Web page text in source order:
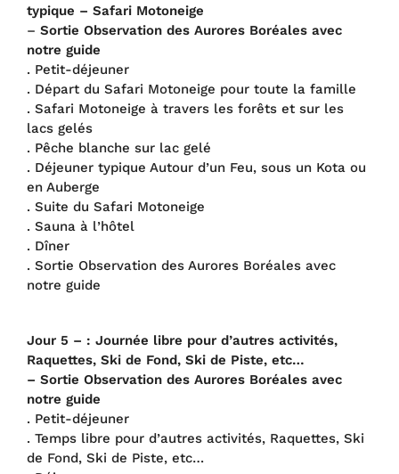
typique – Safari Motoneige
– Sortie Observation des Aurores Boréales avec
notre guide
. Petit-déjeuner
. Départ du Safari Motoneige pour toute la famille
. Safari Motoneige à travers les forêts et sur les
lacs gelés
. Pêche blanche sur lac gelé
. Déjeuner typique Autour d’un Feu, sous un Kota ou
en Auberge
. Suite du Safari Motoneige
. Sauna à l’hôtel
. Dîner
. Sortie Observation des Aurores Boréales avec
notre guide
Jour 5 – : Journée libre pour d’autres activités,
Raquettes, Ski de Fond, Ski de Piste, etc…
– Sortie Observation des Aurores Boréales avec
notre guide
. Petit-déjeuner
. Temps libre pour d’autres activités, Raquettes, Ski
de Fond, Ski de Piste, etc…